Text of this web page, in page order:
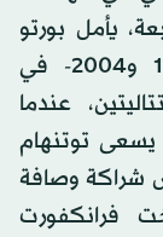
يأمل بورتو
البرتغالي -بطل المسابقة عامي 1987 و2004- في
عندما
يسعى توتنهام
2019- إلى فض شراكة وصافة
فرانكفورت